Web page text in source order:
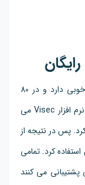
نرم افزار Visec در سطح جهانی عملکرد بسیار خوبی دارد و در 80
درصد کشور های جهان عمل می کند. از معایب نرم افزار Visec می
پس در نتیجه از
استفاده کرد. تمامی
پشتیبانی می کنند